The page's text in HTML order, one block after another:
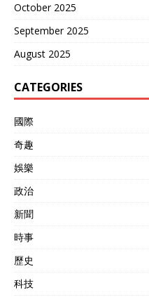
October 2025
September 2025
August 2025
CATEGORIES
國際
奇趣
娛樂
政治
新聞
時事
歷史
科技